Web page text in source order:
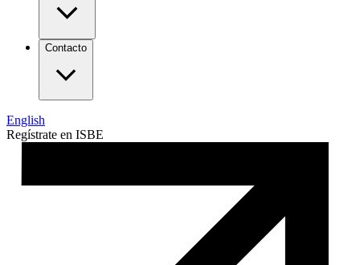
Contacto
English
Regístrate en ISBE